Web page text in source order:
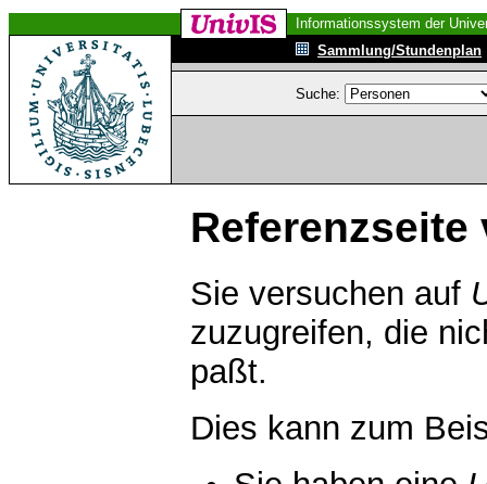
Informationssystem der
Sammlung/Stundenplan
Suche:
Referenzseite
Sie versuchen auf
zuzugreifen, die
paßt.
Dies kann zum